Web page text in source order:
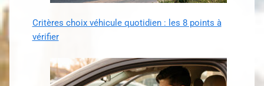
Critères choix véhicule quotidien : les 8 points à
vérifier